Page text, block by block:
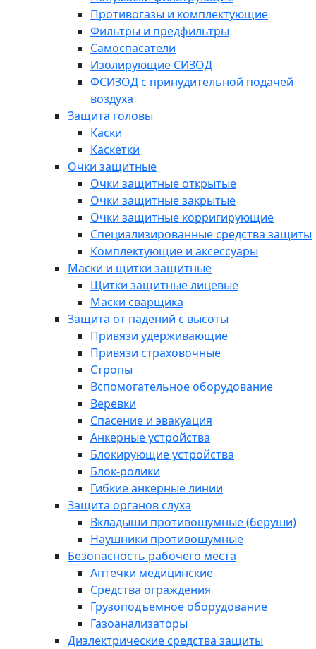
Противогазы и комплектующие
Фильтры и предфильтры
Самоспасатели
Изолирующие СИЗОД
ФСИЗОД с принудительной подачей
воздуха
Защита головы
Каски
Каскетки
Очки защитные
Очки защитные открытые
Очки защитные закрытые
Очки защитные корригирующие
Специализированные средства защиты
Комплектующие и аксессуары
Маски и щитки защитные
Щитки защитные лицевые
Маски сварщика
Защита от падений с высоты
Привязи удерживающие
Привязи страховочные
Стропы
Вспомогательное оборудование
Веревки
Спасение и эвакуация
Анкерные устройства
Блокирующие устройства
Блок-ролики
Гибкие анкерные линии
Защита органов слуха
Вкладыши противошумные (беруши)
Наушники противошумные
Безопасность рабочего места
Аптечки медицинские
Средства ограждения
Грузоподъемное оборудование
Газоанализаторы
Диэлектрические средства защиты